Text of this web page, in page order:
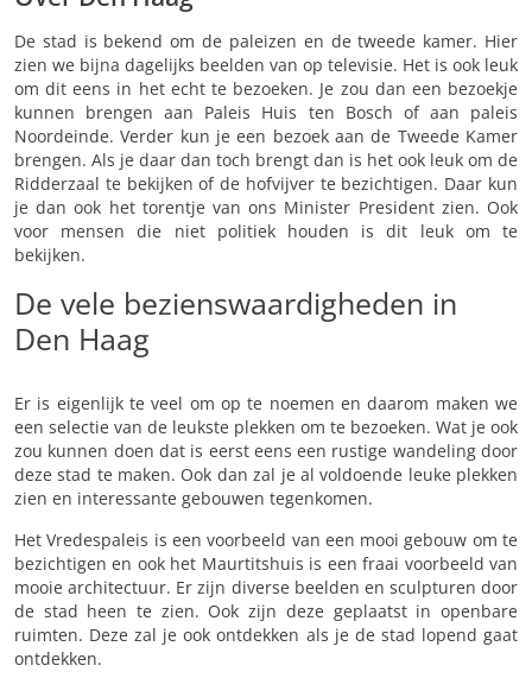
De stad is bekend om de paleizen en de tweede kamer. Hier
zien we bijna dagelijks beelden van op televisie. Het is ook leuk
om dit eens in het echt te bezoeken. Je zou dan een bezoekje
kunnen brengen aan Paleis Huis ten Bosch of aan paleis
Noordeinde. Verder kun je een bezoek aan de Tweede Kamer
brengen. Als je daar dan toch brengt dan is het ook leuk om de
Ridderzaal te bekijken of de hofvijver te bezichtigen. Daar kun
je dan ook het torentje van ons Minister President zien. Ook
voor mensen die niet politiek houden is dit leuk om te
bekijken.
De vele bezienswaardigheden in
Den Haag
Er is eigenlijk te veel om op te noemen en daarom maken we
een selectie van de leukste plekken om te bezoeken. Wat je ook
zou kunnen doen dat is eerst eens een rustige wandeling door
deze stad te maken. Ook dan zal je al voldoende leuke plekken
zien en interessante gebouwen tegenkomen.
Het Vredespaleis is een voorbeeld van een mooi gebouw om te
bezichtigen en ook het Maurtitshuis is een fraai voorbeeld van
mooie architectuur. Er zijn diverse beelden en sculpturen door
de stad heen te zien. Ook zijn deze geplaatst in openbare
ruimten. Deze zal je ook ontdekken als je de stad lopend gaat
ontdekken.